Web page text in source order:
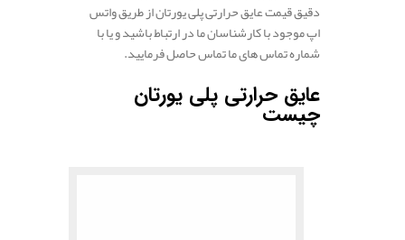
دقیق قیمت عایق حرارتی پلی یورتان از طریق واتس
اپ موجود با کارشناسان ما در ارتباط باشید و یا با
شماره تماس های ما تماس حاصل فرمایید.
عایق حرارتی پلی یورتان
چیست